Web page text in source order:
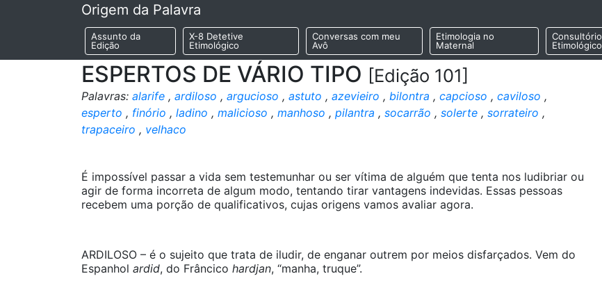
Origem da Palavra
Assunto da
Edição
X-8 Detetive
Etimológico
Conversas com meu
Avô
Etimologia no
Maternal
Consultório
Etimológico
ESPERTOS DE VÁRIO TIPO [Edição 101]
Palavras: alarife , ardiloso , argucioso , astuto , azevieiro , bilontra , capcioso , caviloso ,
esperto , finório , ladino , malicioso , manhoso , pilantra , socarrão , solerte , sorrateiro ,
trapaceiro , velhaco
É impossível passar a vida sem testemunhar ou ser vítima de alguém que tenta nos ludibriar ou
agir de forma incorreta de algum modo, tentando tirar vantagens indevidas. Essas pessoas
recebem uma porção de qualificativos, cujas origens vamos avaliar agora.
ARDILOSO – é o sujeito que trata de iludir, de enganar outrem por meios disfarçados. Vem do
Espanhol ardid, do Frâncico hardjan, “manha, truque”.